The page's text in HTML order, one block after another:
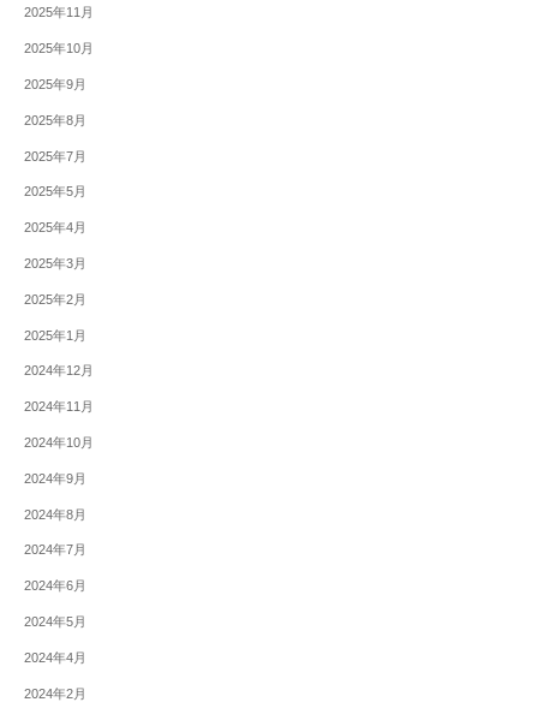
2025年11月
2025年10月
2025年9月
2025年8月
2025年7月
2025年5月
2025年4月
2025年3月
2025年2月
2025年1月
2024年12月
2024年11月
2024年10月
2024年9月
2024年8月
2024年7月
2024年6月
2024年5月
2024年4月
2024年2月